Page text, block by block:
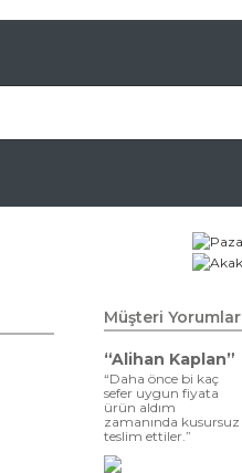
Müşteri
“Alihan Kaplan”
“Daha önce bi kaç
sefer uygun fiyata
ürün aldım
zamanında kusursuz
teslim ettiler.”